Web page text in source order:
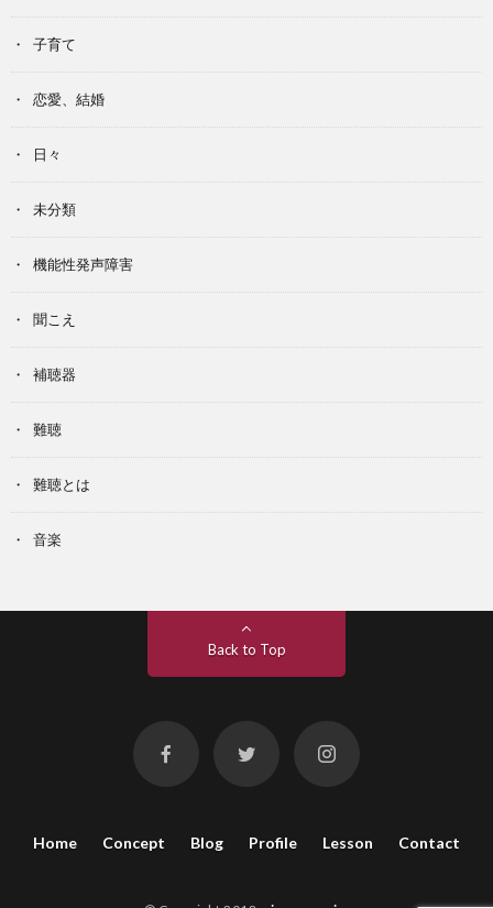
子育て
恋愛、結婚
日々
未分類
機能性発声障害
聞こえ
補聴器
難聴
難聴とは
音楽
Back to Top
Home Concept Blog Profile Lesson Contact